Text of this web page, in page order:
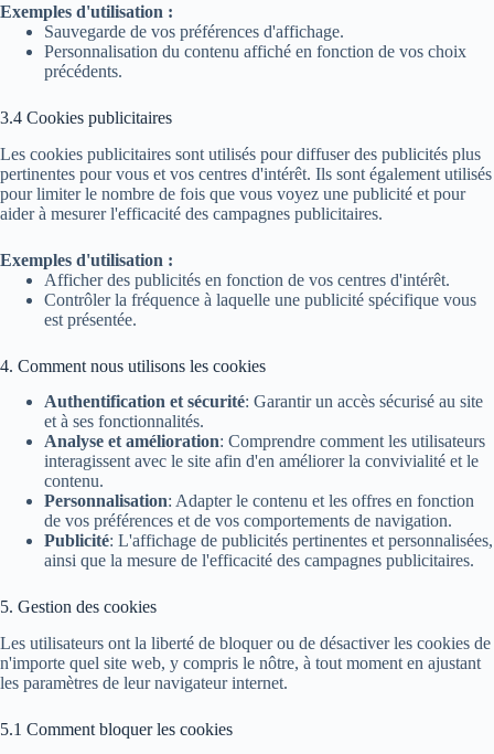
Exemples d'utilisation :
Sauvegarde de vos préférences d'affichage.
Personnalisation du contenu affiché en fonction de vos choix
précédents.
3.4 Cookies publicitaires
Les cookies publicitaires sont utilisés pour diffuser des publicités plus
pertinentes pour vous et vos centres d'intérêt. Ils sont également utilisés
pour limiter le nombre de fois que vous voyez une publicité et pour
aider à mesurer l'efficacité des campagnes publicitaires.
Exemples d'utilisation :
Afficher des publicités en fonction de vos centres d'intérêt.
Contrôler la fréquence à laquelle une publicité spécifique vous
est présentée.
4. Comment nous utilisons les cookies
Authentification et sécurité: Garantir un accès sécurisé au site
et à ses fonctionnalités.
Analyse et amélioration: Comprendre comment les utilisateurs
interagissent avec le site afin d'en améliorer la convivialité et le
contenu.
Personnalisation: Adapter le contenu et les offres en fonction
de vos préférences et de vos comportements de navigation.
Publicité: L'affichage de publicités pertinentes et personnalisées,
ainsi que la mesure de l'efficacité des campagnes publicitaires.
5. Gestion des cookies
Les utilisateurs ont la liberté de bloquer ou de désactiver les cookies de
n'importe quel site web, y compris le nôtre, à tout moment en ajustant
les paramètres de leur navigateur internet.
5.1 Comment bloquer les cookies